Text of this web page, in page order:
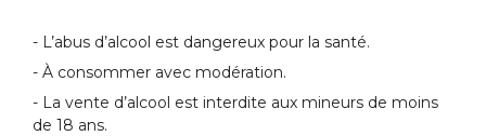
- L’abus d’alcool est dangereux pour la santé.
- À consommer avec modération.
- La vente d’alcool est interdite aux mineurs de moins
de 18 ans.